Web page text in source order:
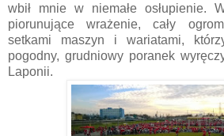
wbił mnie w niemałe osłupienie.
piorunujące wrażenie, cały
setkami maszyn i wariatami,
pogodny, grudniowy poranek
Laponii.